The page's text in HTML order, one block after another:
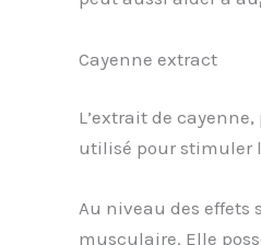
Cayenne extract
L’extrait de
utilisé pour stimuler
Au niveau des
musculaire. Elle